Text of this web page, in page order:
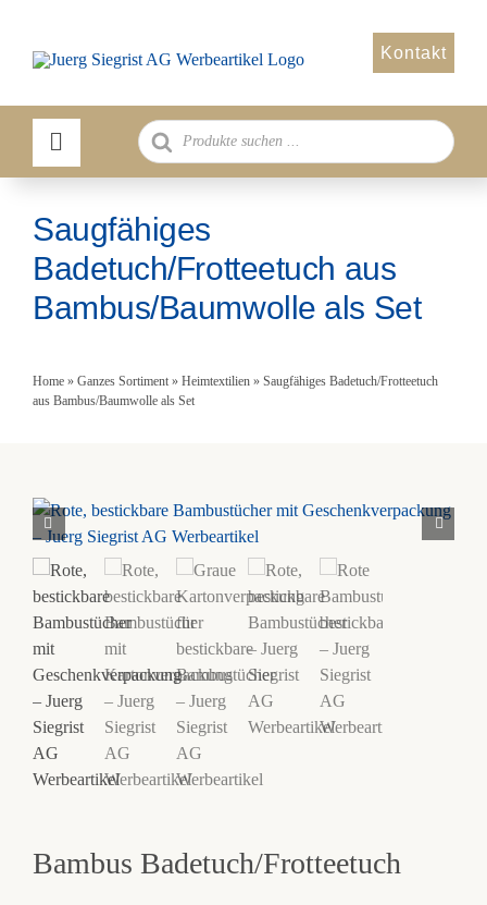
springen
Kontakt
Products
search
Saugfähiges
Badetuch/Frotteetuch aus
Bambus/Baumwolle als Set
Home» Ganzes Sortiment» Heimtextilien» Saugfähiges Badetuch/Frotteetuch
aus Bambus/Baumwolle als Set
Bambus Badetuch/Frotteetuch